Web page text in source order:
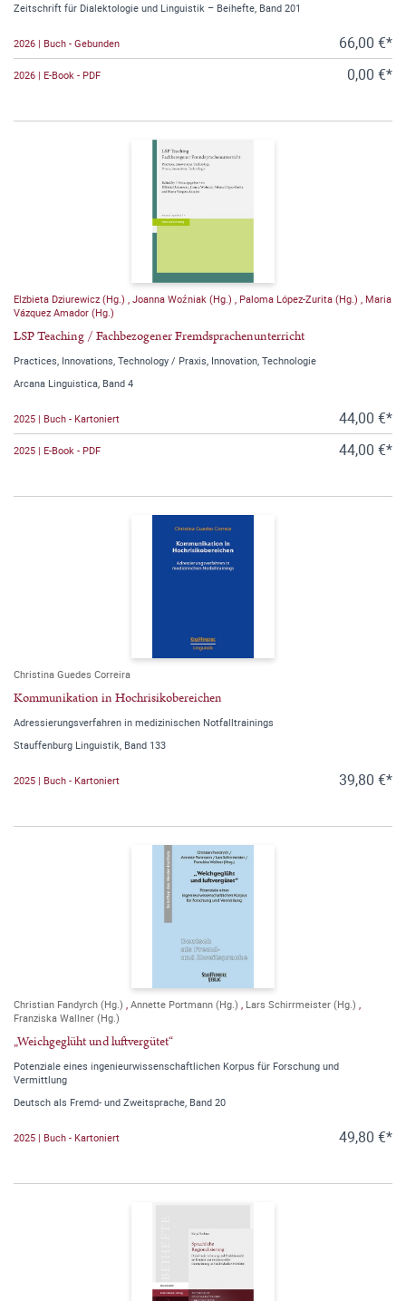
Zeitschrift für Dialektologie und Linguistik – Beihefte, Band 201
2026 | Buch - Gebunden 66,00 €*
2026 | E-Book - PDF 0,00 €*
Elzbieta Dziurewicz (Hg.) , Joanna Woźniak (Hg.) , Paloma López-Zurita (Hg.) , Maria
Vázquez Amador (Hg.)
LSP Teaching / Fachbezogener Fremdsprachenunterricht
Practices, Innovations, Technology / Praxis, Innovation, Technologie
Arcana Linguistica, Band 4
2025 | Buch - Kartoniert 44,00 €*
2025 | E-Book - PDF 44,00 €*
Christina Guedes Correira
Kommunikation in Hochrisikobereichen
Adressierungsverfahren in medizinischen Notfalltrainings
Stauffenburg Linguistik, Band 133
2025 | Buch - Kartoniert 39,80 €*
Christian Fandyrch (Hg.) , Annette Portmann (Hg.) , Lars Schirrmeister (Hg.) ,
Franziska Wallner (Hg.)
„Weichgeglüht und luftvergütet“
Potenziale eines ingenieurwissenschaftlichen Korpus für Forschung und
Vermittlung
Deutsch als Fremd- und Zweitsprache, Band 20
2025 | Buch - Kartoniert 49,80 €*